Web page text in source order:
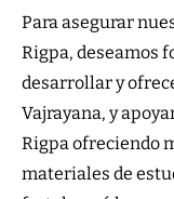
Para asegurar
Rigpa, deseamos
desarrollar y
Vajrayana, y
Rigpa ofreciendo
materiales de